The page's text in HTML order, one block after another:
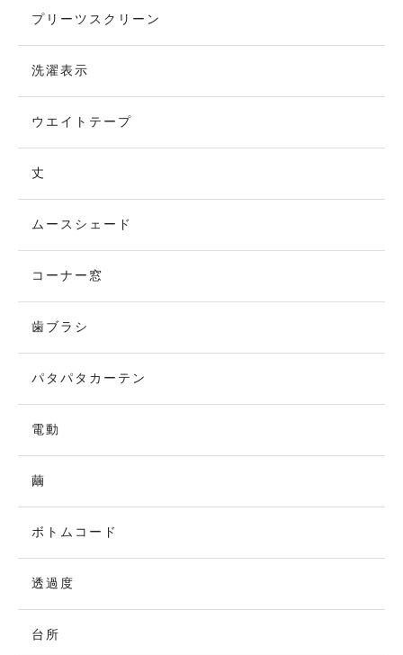
プリーツスクリーン
洗濯表示
ウエイトテープ
丈
ムースシェード
コーナー窓
歯ブラシ
パタパタカーテン
電動
繭
ボトムコード
透過度
台所